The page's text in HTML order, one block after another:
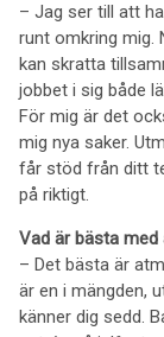
– Jag ser till att
runt omkring mig.
kan skratta
jobbet i sig både
För mig är det
mig nya saker.
får stöd från ditt
på riktigt.
Vad är bästa
– Det bästa är
är en i mängden,
känner dig sedd.